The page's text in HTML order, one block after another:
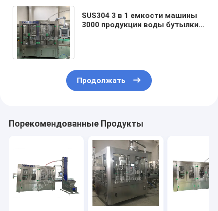
SUS304 3 в 1 емкости машины
3000 продукции воды бутылки
Продолжать
Порекомендованные Продукты